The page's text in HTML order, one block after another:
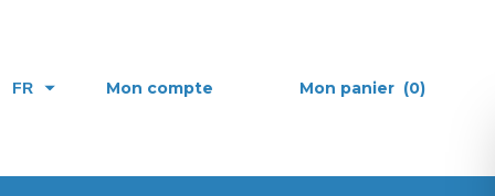
FR Mon compte Mon panier (0)